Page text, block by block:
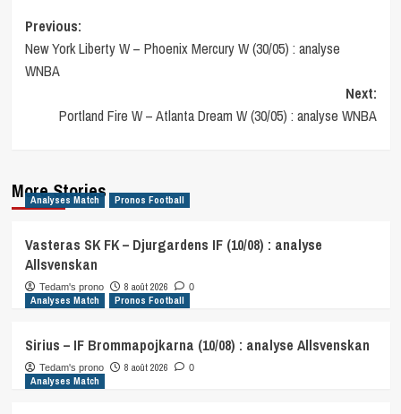
Post
navigation
Previous:
New York Liberty W – Phoenix Mercury W (30/05) : analyse
WNBA
Next:
Portland Fire W – Atlanta Dream W (30/05) : analyse WNBA
More Stories
Analyses Match Pronos Football
Vasteras SK FK – Djurgardens IF (10/08) : analyse
Allsvenskan
Tedam's prono 8 août 2026 0
Analyses Match Pronos Football
Sirius – IF Brommapojkarna (10/08) : analyse Allsvenskan
Tedam's prono 8 août 2026 0
Analyses Match